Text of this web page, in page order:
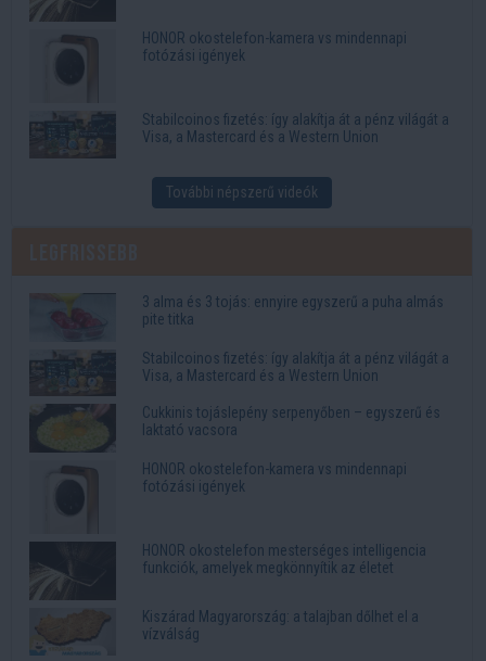
HONOR okostelefon-kamera vs mindennapi
fotózási igények
Stabilcoinos fizetés: így alakítja át a pénz világát a
Visa, a Mastercard és a Western Union
További népszerű videók
3 alma és 3 tojás: ennyire egyszerű a puha almás
pite titka
Stabilcoinos fizetés: így alakítja át a pénz világát a
Visa, a Mastercard és a Western Union
Cukkinis tojáslepény serpenyőben – egyszerű és
laktató vacsora
HONOR okostelefon-kamera vs mindennapi
fotózási igények
HONOR okostelefon mesterséges intelligencia
funkciók, amelyek megkönnyítik az életet
Kiszárad Magyarország: a talajban dőlhet el a
vízválság